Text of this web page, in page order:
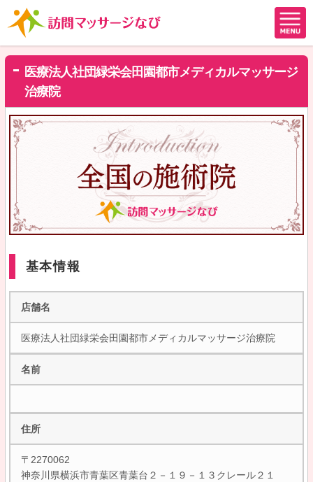
医療法人社団緑栄会田園都市メディカルマッサージ
治療院
基本情報
店舗名
医療法人社団緑栄会田園都市メディカルマッサージ治療院
名前
住所
〒2270062
神奈川県横浜市青葉区青葉台２－１９－１３クレール２１